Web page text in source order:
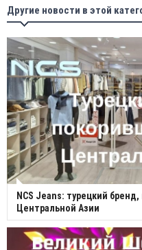
Другие новости в этой
NCS Jeans: турецкий
Центральной Азии